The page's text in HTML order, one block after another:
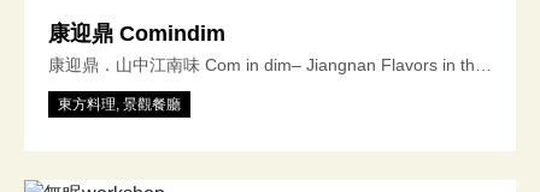
驗 2F微醺花園餐酒館｜酒吧 （延平總店） 4F微醺花園天臺
（包場專用） 微醺花園大稻埕碼頭貨櫃部（大稻埕碼頭貨櫃
市集） 微醺三寶：茶酒｜生蠔｜炒水餃
康迎鼎 Comindim
康迎鼎．山中江南味 Com in dim– Jiangnan Flavors in the
Misty Mountains 康迎鼎位於台北陽明山的美軍宿舍群，主
打江浙經典料理與精緻滬式點心。 Kang Ying Ding is
nestled in the historic U.S. Military Housing complex on
Yangmingshan, Taipei, specializing in classic Jiangsu-
東方料理, 景觀餐廳